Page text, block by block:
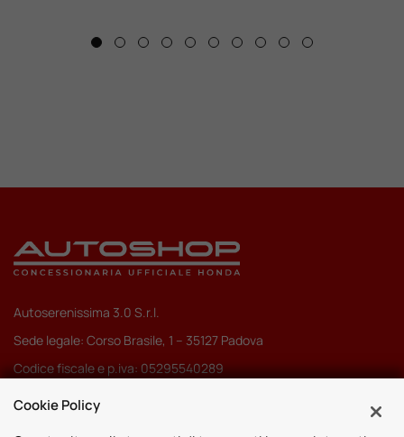
Autoserenissima 3.0 S.r.l.
Sede legale: Corso Brasile, 1 – 35127 Padova
Codice fiscale e p.iva: 05295540289
Pec:autoserenissima3.0srl@legalmail.it
Cookie Policy